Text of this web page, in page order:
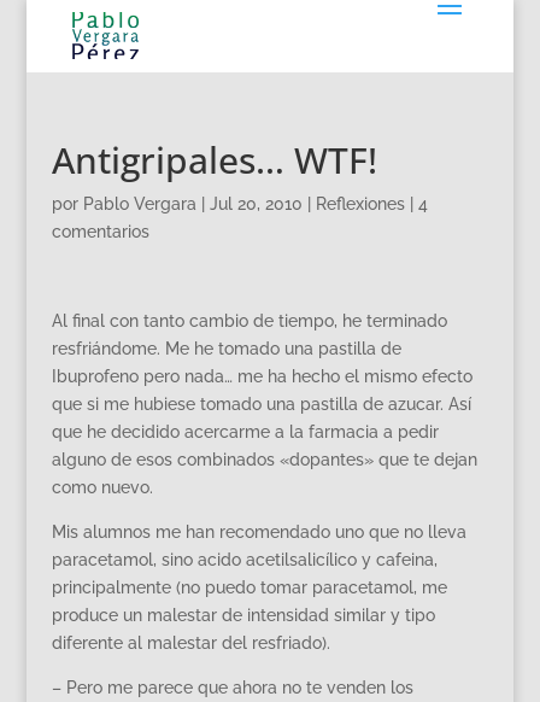
Antigripales… WTF!
por Pablo Vergara Jul 20, 2010 Reflexiones| 4
comentarios
Al final con tanto cambio de tiempo, he terminado
resfriándome. Me he tomado una pastilla de
Ibuprofeno pero nada… me ha hecho el mismo efecto
que si me hubiese tomado una pastilla de azucar. Así
que he decidido acercarme a la farmacia a pedir
alguno de esos combinados «dopantes» que te dejan
como nuevo.
Mis alumnos me han recomendado uno que no lleva
paracetamol, sino acido acetilsalicílico y cafeina,
principalmente (no puedo tomar paracetamol, me
produce un malestar de intensidad similar y tipo
diferente al malestar del resfriado).
– Pero me parece que ahora no te venden los